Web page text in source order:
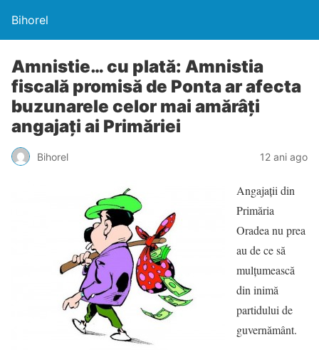
Bihorel
Amnistie… cu plată: Amnistia
fiscală promisă de Ponta ar afecta
buzunarele celor mai amărâţi
angajaţi ai Primăriei
Bihorel 12 ani ago
Angajaţii din
Primăria
Oradea nu prea
au de ce să
mulţumească
din inimă
partidului de
guvernământ.